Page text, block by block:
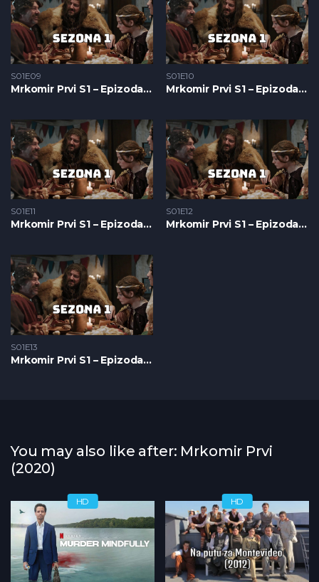
S01E09
Mrkomir Prvi S1 – Epizoda 09
S01E10
Mrkomir Prvi S1 – Epizoda 10
S01E11
Mrkomir Prvi S1 – Epizoda 11
S01E12
Mrkomir Prvi S1 – Epizoda 12
S01E13
Mrkomir Prvi S1 – Epizoda 13
You may also like after: Mrkomir Prvi
(2020)
HD HD